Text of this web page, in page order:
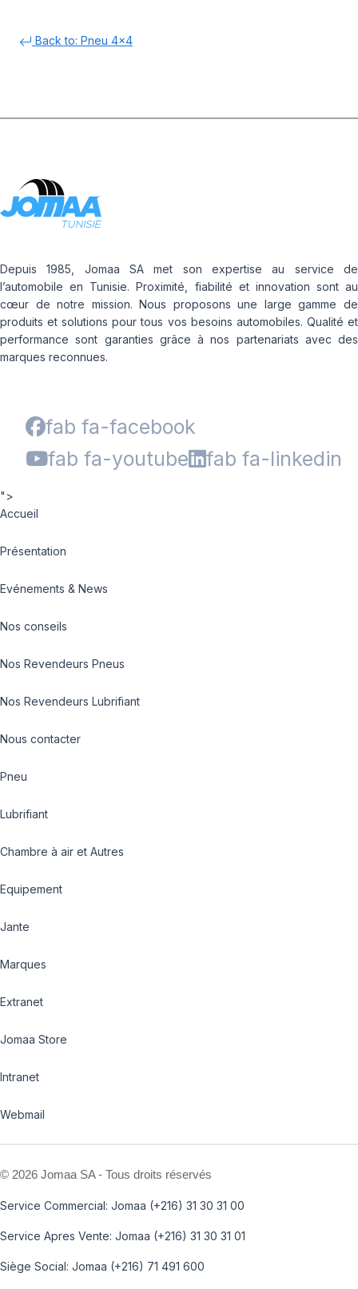
Back to: Pneu 4x4
Depuis 1985, Jomaa SA met son expertise au service de
l’automobile en Tunisie. Proximité, fiabilité et innovation sont au
cœur de notre mission. Nous proposons une large gamme de
produits et solutions pour tous vos besoins automobiles. Qualité et
performance sont garanties grâce à nos partenariats avec des
marques reconnues.
fab fa-facebook
fab fa-youtube
fab fa-linkedin
">
Accueil
Présentation
Evénements & News
Nos conseils
Nos Revendeurs Pneus
Nos Revendeurs Lubrifiant
Nous contacter
Pneu
Lubrifiant
Chambre à air et Autres
Equipement
Jante
Marques
Extranet
Jomaa Store
Intranet
Webmail
© 2026 Jomaa SA - Tous droits réservés
Service Commercial: Jomaa (+216) 31 30 31 00
Service Apres Vente: Jomaa (+216) 31 30 31 01
Siège Social: Jomaa (+216) 71 491 600